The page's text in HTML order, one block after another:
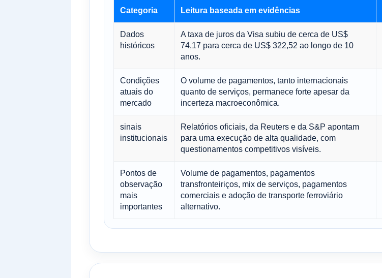
Categoria Leitura baseada em evidências
Dados
históricos
A taxa de juros da Visa subiu de cerca de US$
74,17 para cerca de US$ 322,52 ao longo de 10
anos.
Condições
atuais do
mercado
O volume de pagamentos, tanto internacionais
quanto de serviços, permanece forte apesar da
incerteza macroeconômica.
sinais
institucionais
Relatórios oficiais, da Reuters e da S&P apontam
para uma execução de alta qualidade, com
questionamentos competitivos visíveis.
Pontos de
observação
mais
importantes
Volume de pagamentos, pagamentos
transfronteiriços, mix de serviços, pagamentos
comerciais e adoção de transporte ferroviário
alternativo.